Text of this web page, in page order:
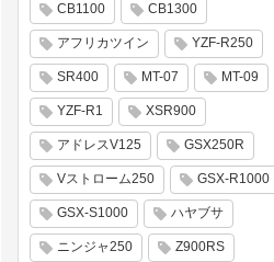
CB1100 CB1300
アフリカツイン YZF-R250
SR400 MT-07 MT-09
YZF-R1 XSR900
アドレスV125 GSX250R
Vストローム250 GSX-R1000
GSX-S1000 ハヤブサ
ニンジャ250 Z900RS